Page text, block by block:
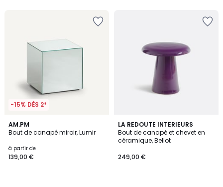
-15% DÈS 2*
AM.PM
Bout de canapé miroir, Lumir
à partir de
139,00 €
4,8
/ 5
2
Couleurs
LA REDOUTE INTERIEURS
Bout de canapé et chevet en
céramique, Bellot
249,00 €